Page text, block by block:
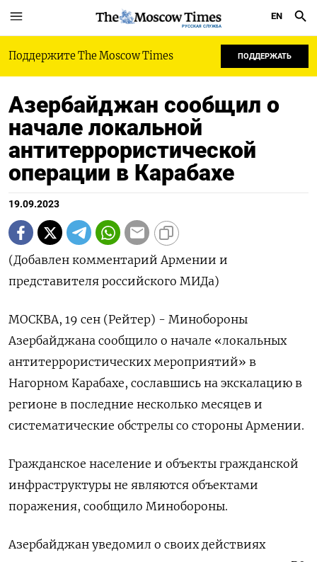
РУССКАЯ СЛУЖБА
EN
Поддержите The Moscow Times ПОДДЕРЖАТЬ
Азербайджан сообщил о
начале локальной
антитеррористической
операции в Карабахе
19.09.2023
(Добавлен комментарий Армении и
представителя российского МИДа)
МОСКВА, 19 сен (Рейтер) - Минобороны
Азербайджана сообщило о начале «локальных
антитеррористических мероприятий» в
Нагорном Карабахе, сославшись на экскалацию в
регионе в последние несколько месяцев и
систематические обстрелы со стороны Армении.
Гражданское население и объекты гражданской
инфраструктуры не являются объектами
поражения, сообщило Минобороны.
Азербайджан уведомил о своих действиях